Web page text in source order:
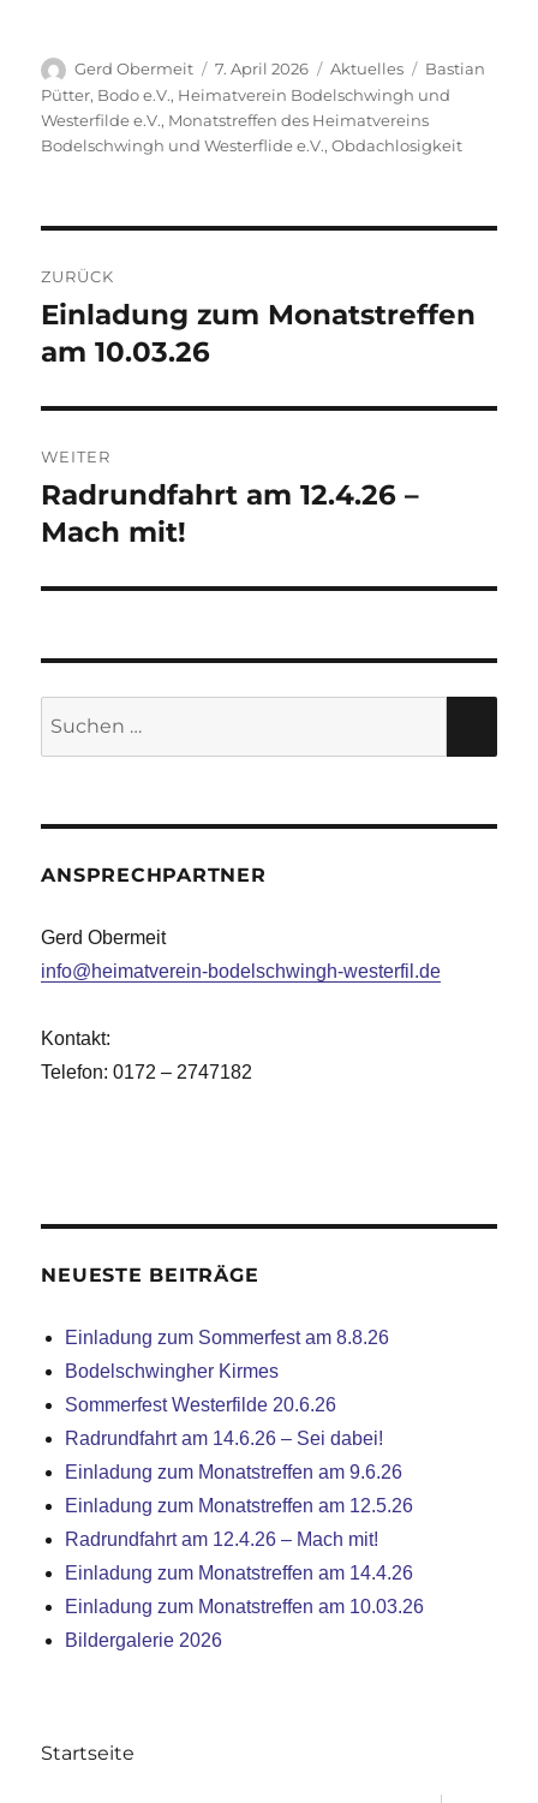
Autor
Gerd Obermeit
Veröffentlicht
am
7. April 2026 Kategorien
Aktuelles Schlagwörter
Bastian
Pütter, Bodo e.V., Heimatverein Bodelschwingh und
Westerfilde e.V., Monatstreffen des Heimatvereins
Bodelschwingh und Westerflide e.V.,Obdachlosigkeit
ZURÜCK
Vorheriger
Beitrag:
Einladung zum Monatstreffen
am 10.03.26
WEITER
Nächster
Beitrag:
Radrundfahrt am 12.4.26 –
Mach mit!
ANSPRECHPARTNER
Gerd Obermeit
info@heimatverein-bodelschwingh-westerfil.de
Kontakt:
Telefon: 0172 – 2747182
NEUESTE BEITRÄGE
Einladung zum Sommerfest am 8.8.26
Bodelschwingher Kirmes
Sommerfest Westerfilde 20.6.26
Radrundfahrt am 14.6.26 – Sei dabei!
Einladung zum Monatstreffen am 9.6.26
Einladung zum Monatstreffen am 12.5.26
Radrundfahrt am 12.4.26 – Mach mit!
Einladung zum Monatstreffen am 14.4.26
Einladung zum Monatstreffen am 10.03.26
Bildergalerie 2026
Startseite